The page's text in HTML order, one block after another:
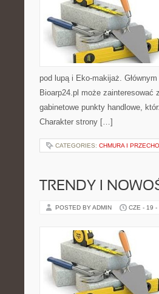
pod lupą i Eko-makijaż.
Bioarp24.pl może zainteresować
gabinetowe punkty handlowe,
Charakter strony […]
CATEGORIES: CHMURA I
TRENDY I
POSTED BY ADMIN CZE - 19 -